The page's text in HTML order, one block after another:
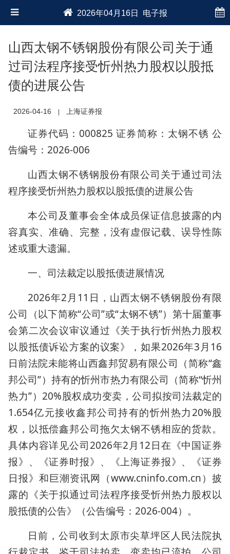
2026年04月16日 电子报
山西太钢不锈钢股份有限公司关于通
过司法程序接受忻州热力股权以股抵
债的进展公告
2026-04-16 上海证券报
证券代码：000825 证券简称：太钢不锈 公
告编号：2026-006
山西太钢不锈钢股份有限公司关于通过司法
程序接受忻州热力股权以股抵债的进展公告
本公司及董事会全体成员保证信息披露的内
容真实、准确、完整，没有虚假记载、误导性陈
述或重大遗漏。
一、司法裁定以股抵债进展情况
2026年2月11日，山西太钢不锈钢股份有限
公司（以下简称“公司”或“太钢不锈”）第十届董事
会第二次会议审议通过《关于执行忻州热力股权
以股抵债诉讼方案的议案》，如果2026年3月16
日前法院未能将山西鑫邦贸易有限公司（简称“鑫
邦公司”）持有的忻州市热力有限公司（简称“忻州
热力”）20%股权成功变卖，公司拟按司法裁定的
1.654亿元接收鑫邦公司持有的忻州热力20%股
权，以抵偿鑫邦公司拖欠太钢不锈相应的货款。
具体内容详见公司2026年2月12日在《中国证券
报》、《证券时报》、《上海证券报》、《证券
日报》和巨潮资讯网（www.cninfo.com.cn）披
露的《关于拟通过司法程序接受忻州热力股权以
股抵债的公告》（公告编号：2026-004）。
日前，公司收到太原市尖草坪区人民法院执